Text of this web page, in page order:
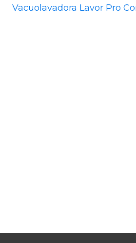
Vacuolavadora Lavor Pro